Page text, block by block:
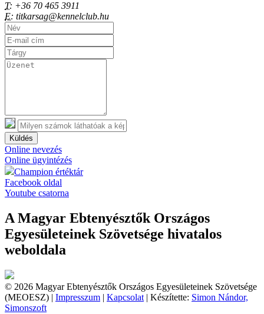
T: +36 70 465 3911
E: titkarsag@kennelclub.hu
Küldés
Online nevezés
Online ügyintézés
Champion értéktár
Facebook oldal
Youtube csatorna
A Magyar Ebtenyésztők Országos
Egyesületeinek Szövetsége hivatalos
weboldala
© 2026 Magyar Ebtenyésztők Országos Egyesületeinek Szövetsége
(MEOESZ) | Impresszum | Kapcsolat | Készítette: Simon Nándor,
Simonszoft